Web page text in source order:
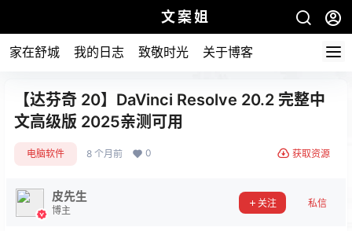
文案姐
家在舒城 我的日志 致敬时光 关于博客
【达芬奇 20】DaVinci Resolve 20.2 完整中
文高级版 2025亲测可用
电脑软件 8 个月前 0 获取资源
皮先生
博主
关注 私信